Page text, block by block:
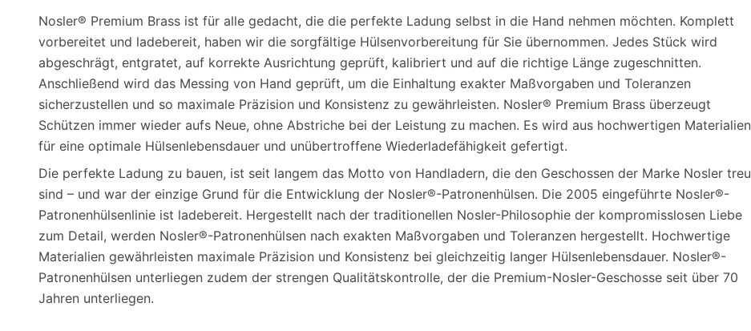
Nosler® Premium Brass ist für alle gedacht, die die perfekte Ladung selbst in die Hand nehmen möchten. Komplett
vorbereitet und ladebereit, haben wir die sorgfältige Hülsenvorbereitung für Sie übernommen. Jedes Stück wird
abgeschrägt, entgratet, auf korrekte Ausrichtung geprüft, kalibriert und auf die richtige Länge zugeschnitten.
Anschließend wird das Messing von Hand geprüft, um die Einhaltung exakter Maßvorgaben und Toleranzen
sicherzustellen und so maximale Präzision und Konsistenz zu gewährleisten. Nosler® Premium Brass überzeugt
Schützen immer wieder aufs Neue, ohne Abstriche bei der Leistung zu machen. Es wird aus hochwertigen Materialien
für eine optimale Hülsenlebensdauer und unübertroffene Wiederladefähigkeit gefertigt.
Die perfekte Ladung zu bauen, ist seit langem das Motto von Handladern, die den Geschossen der Marke Nosler treu
sind – und war der einzige Grund für die Entwicklung der Nosler®-Patronenhülsen. Die 2005 eingeführte Nosler®-
Patronenhülsenlinie ist ladebereit. Hergestellt nach der traditionellen Nosler-Philosophie der kompromisslosen Liebe
zum Detail, werden Nosler®-Patronenhülsen nach exakten Maßvorgaben und Toleranzen hergestellt. Hochwertige
Materialien gewährleisten maximale Präzision und Konsistenz bei gleichzeitig langer Hülsenlebensdauer. Nosler®-
Patronenhülsen unterliegen zudem der strengen Qualitätskontrolle, der die Premium-Nosler-Geschosse seit über 70
Jahren unterliegen.